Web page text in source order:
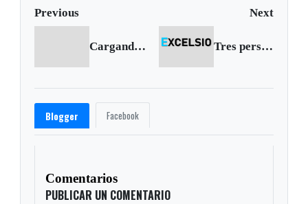
Previous Next
Cargando anterior... Tres personas murieron ahogadas en la Laguna de Tota
Blogger Facebook
Comentarios
PUBLICAR UN COMENTARIO